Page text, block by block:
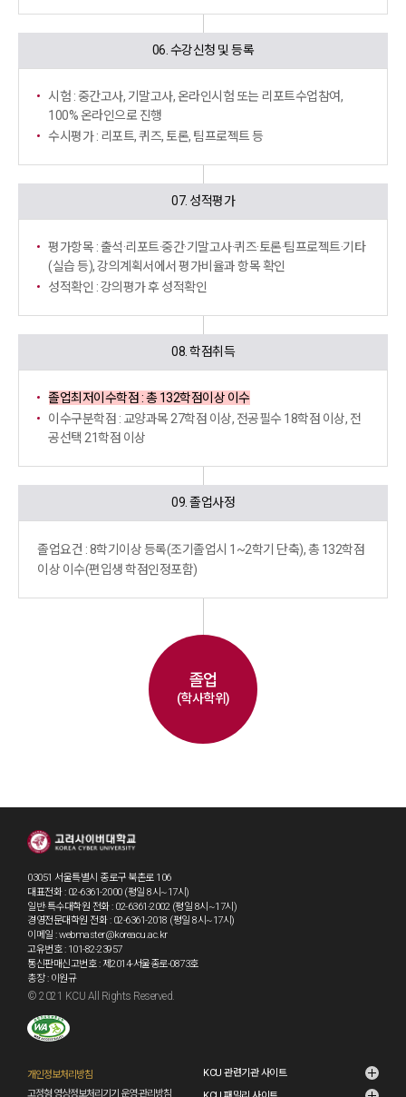
06. 수강신청 및 등록
시험 : 중간고사, 기말고사, 온라인시험 또는 리포트수업참여,
100% 온라인으로 진행
수시평가 : 리포트, 퀴즈, 토론, 팀프로젝트 등
07. 성적평가
평가항목 : 출석·리포트·중간·기말고사·퀴즈·토론·팀프로젝트·기타
(실습 등), 강의계획서에서 평가비율과 항목 확인
성적확인 : 강의평가 후 성적확인
08. 학점취득
졸업최저이수학점 : 총 132학점이상 이수
이수구분학점 : 교양과목 27학점 이상, 전공필수 18학점 이상, 전
공선택 21학점 이상
09. 졸업사정
졸업요건 : 8학기이상 등록(조기졸업시 1~2학기 단축),총 132학점
이상 이수(편입생 학점인정포함)
졸업
(학사학위)
03051 서울특별시 종로구 북촌로 106
대표전화 : 02-6361-2000 (평일 8시~17시)
일반·특수대학원 전화 : 02-6361-2002 (평일 8시~17시)
경영전문대학원 전화 : 02-6361-2018 (평일 8시~17시)
이메일 : webmaster@koreacu.ac.kr
고유번호 : 101-82-23957
통신판매신고번호 : 제2014-서울종로-0873호
총장 : 이원규
© 2021 KCU All Rights Reserved.
개인정보처리방침
고정형 영상정보처리기기 운영·관리방침
KCU 관련기관 사이트